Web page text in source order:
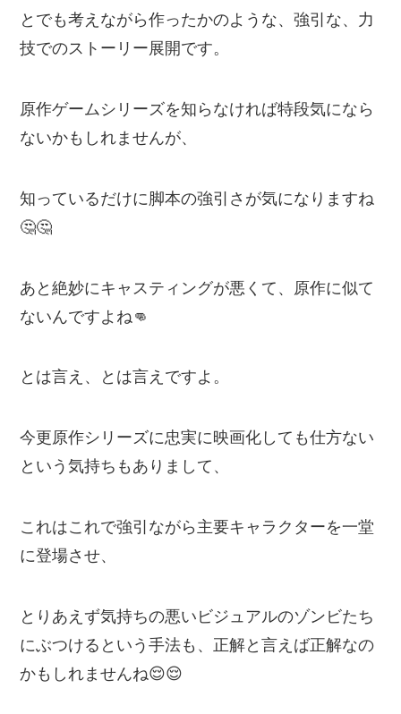
とでも考えながら作ったかのような、強引な、力
技でのストーリー展開です。
原作ゲームシリーズを知らなければ特段気になら
ないかもしれませんが、
知っているだけに脚本の強引さが気になりますね
🤔🤔
あと絶妙にキャスティングが悪くて、原作に似て
ないんですよね👊
とは言え、とは言えですよ。
今更原作シリーズに忠実に映画化しても仕方ない
という気持ちもありまして、
これはこれで強引ながら主要キャラクターを一堂
に登場させ、
とりあえず気持ちの悪いビジュアルのゾンビたち
にぶつけるという手法も、正解と言えば正解なの
かもしれませんね😌😌